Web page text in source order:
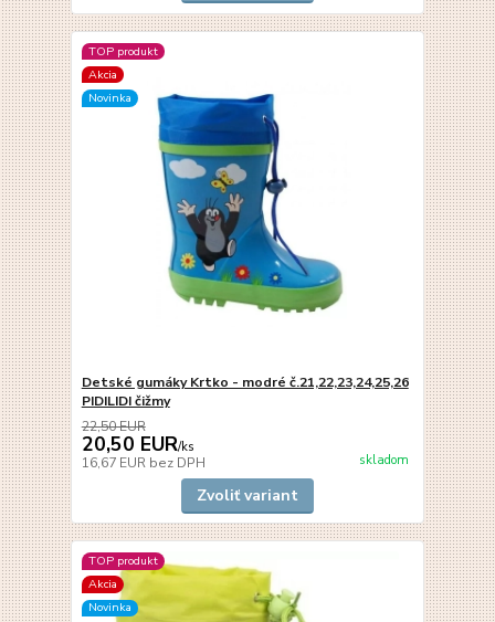
TOP produkt
Akcia
Novinka
Detské gumáky Krtko - modré č.21,22,23,24,25,26
PIDILIDI čižmy
22,50 EUR
20,50 EUR/ks
16,67 EUR bez DPH skladom
Zvoliť variant
TOP produkt
Akcia
Novinka